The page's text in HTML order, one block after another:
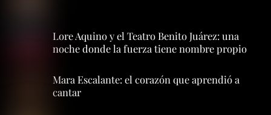
Lore Aquino y el Teatro Benito Juárez: una
noche donde la fuerza tiene nombre propio
Mara Escalante: el corazón que aprendió a
cantar